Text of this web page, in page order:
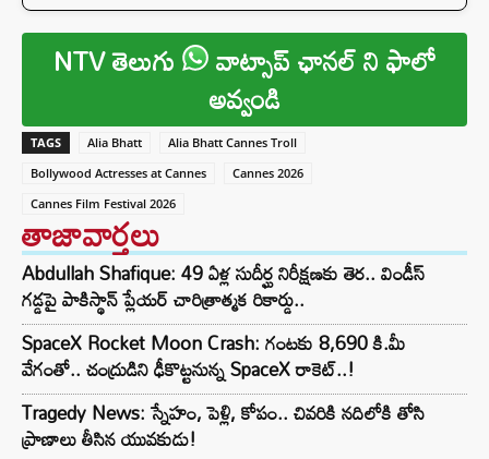
NTV తెలుగు వాట్సాప్ ఛానల్ ని ఫాలో
అవ్వండి
TAGS Alia Bhatt
Alia Bhatt Cannes Troll
Bollywood Actresses at Cannes
Cannes 2026
Cannes Film Festival 2026
తాజావార్తలు
Abdullah Shafique: 49 ఏళ్ల సుదీర్ఘ నిరీక్షణకు తెర.. విండీస్
గడ్డపై పాకిస్థాన్ ప్లేయర్ చారిత్రాత్మక రికార్డు..
SpaceX Rocket Moon Crash: గంటకు 8,690 కి.మీ
వేగంతో.. చంద్రుడిని ఢీకొట్టనున్న SpaceX రాకెట్‌..!
Tragedy News: స్నేహం, పెళ్లి, కోపం.. చివరికి నదిలోకి తోసి
ప్రాణాలు తీసిన యువకుడు!